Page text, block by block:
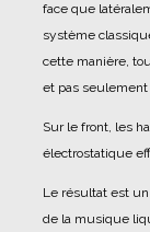
face que
système
cette manière,
et pas
Sur le front, les
électrostatique
Le résultat est
de la musique